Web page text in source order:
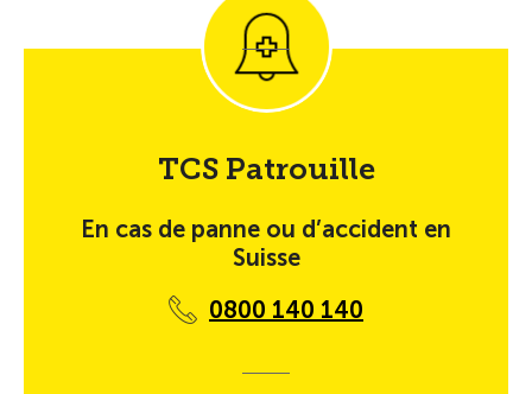
TCS Patrouille
En cas de panne ou d’accident en
Suisse
0800 140 140